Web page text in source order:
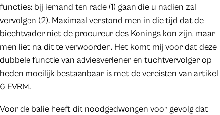
functies: bij iemand ten rade (1) gaan die u nadien zal
vervolgen (2). Maximaal verstond men in die tijd dat de
biechtvader niet de procureur des Konings kon zijn, maar
men liet na dit te verwoorden. Het komt mij voor dat deze
dubbele functie van adviesverlener en tuchtvervolger op
heden moeilijk bestaanbaar is met de vereisten van artikel
6 EVRM.
Voor de balie heeft dit noodgedwongen voor gevolg dat